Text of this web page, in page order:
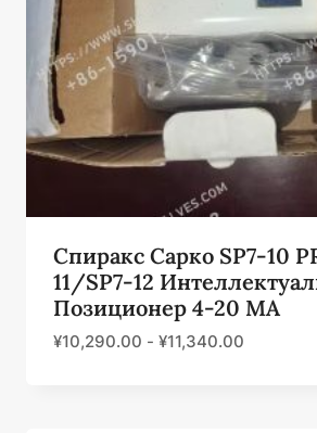
Спиракс Сарко SP7-10
11/SP7-12
Позиционер 4-20 МА
¥10,290.00 - ¥11,340.00